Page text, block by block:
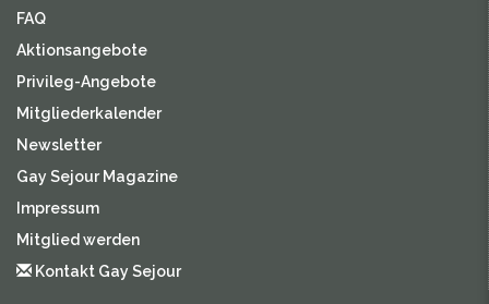
FAQ
Aktionsangebote
Privileg-Angebote
Mitgliederkalender
Newsletter
Gay Sejour Magazine
Impressum
Mitglied werden
Kontakt Gay Sejour